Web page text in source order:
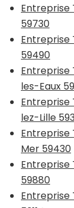
Entreprise
59730
Entreprise
59490
Entreprise
les-Eaux
Entreprise
lez-Lille
Entreprise
Mer 59430
Entreprise
59880
Entreprise